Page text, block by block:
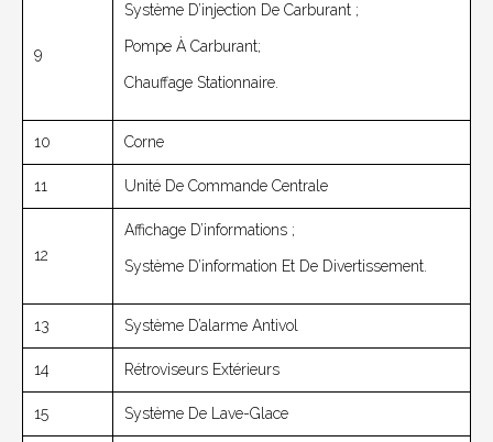
9
Système D’injection De Carburant ;
Pompe À Carburant;
Chauffage Stationnaire.
10 Corne
11 Unité De Commande Centrale
12
Affichage D’informations ;
Système D’information Et De Divertissement.
13 Système D’alarme Antivol
14 Rétroviseurs Extérieurs
15 Système De Lave-Glace